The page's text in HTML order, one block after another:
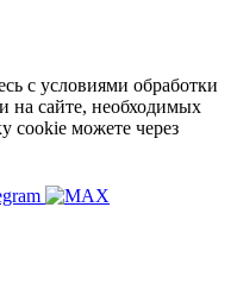
с условиями обработки
на сайте, необходимых
cookie можете через